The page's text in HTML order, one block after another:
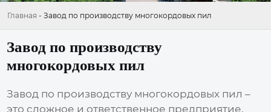
Главная - Завод по производству многокордовых пил
Завод по производству
многокордовых пил
Завод по производству многокордовых пил –
это сложное и ответственное предприятие,